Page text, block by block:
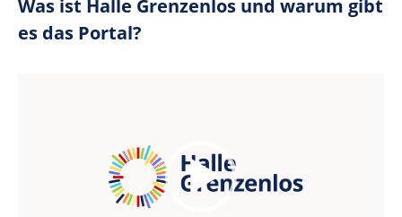
Was ist Halle Grenzenlos und warum gibt
es das Portal?